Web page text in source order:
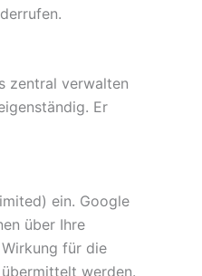
zentral verwalten
Er
ein. Google
über Ihre
für die
werden.